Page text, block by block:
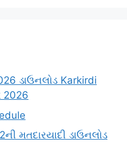
ડાઉનલોડ Karkirdi
2026
મતદારયાદી ડાઉનલોડ